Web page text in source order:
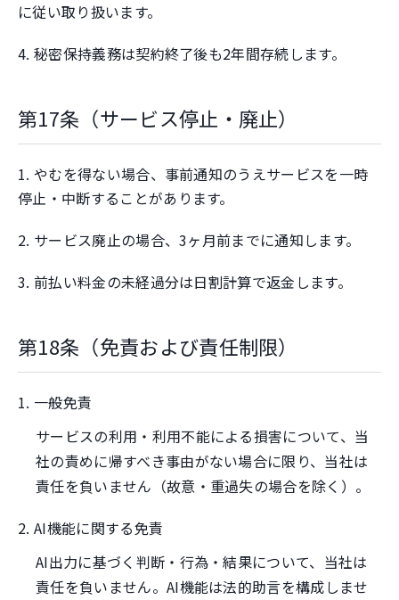
に従い取り扱います。
4. 秘密保持義務は契約終了後も2年間存続します。
第17条（サービス停止・廃止）
1. やむを得ない場合、事前通知のうえサービスを一時
停止・中断することがあります。
2. サービス廃止の場合、3ヶ月前までに通知します。
3. 前払い料金の未経過分は日割計算で返金します。
第18条（免責および責任制限）
1. 一般免責
サービスの利用・利用不能による損害について、当
社の責めに帰すべき事由がない場合に限り、当社は
責任を負いません（故意・重過失の場合を除く）。
2. AI機能に関する免責
AI出力に基づく判断・行為・結果について、当社は
責任を負いません。AI機能は法的助言を構成しませ